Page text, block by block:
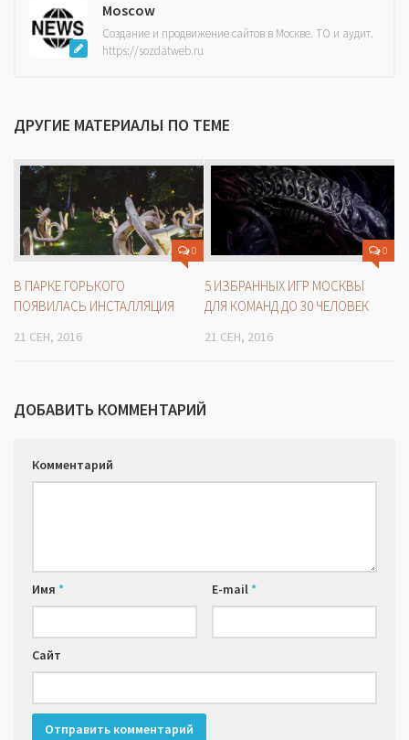
Moscow
Создание и продвижение сайтов в Москве. ТО и аудит.
https://sozdatweb.ru
ДРУГИЕ МАТЕРИАЛЫ ПО ТЕМЕ
0
В ПАРКЕ ГОРЬКОГО
ПОЯВИЛАСЬ ИНСТАЛЛЯЦИЯ
21 СЕН, 2016
0
5 ИЗБРАННЫХ ИГР МОСКВЫ
ДЛЯ КОМАНД ДО 30 ЧЕЛОВЕК
21 СЕН, 2016
ДОБАВИТЬ КОММЕНТАРИЙ
Комментарий
Имя * E-mail*
Сайт